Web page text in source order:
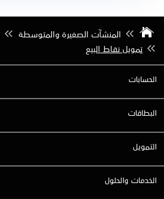
المنشآت الصغيرة والمتوسطة
تمويل نقاط البيع
الحسابات
البطاقات
التمويل
الخدمات والحلول